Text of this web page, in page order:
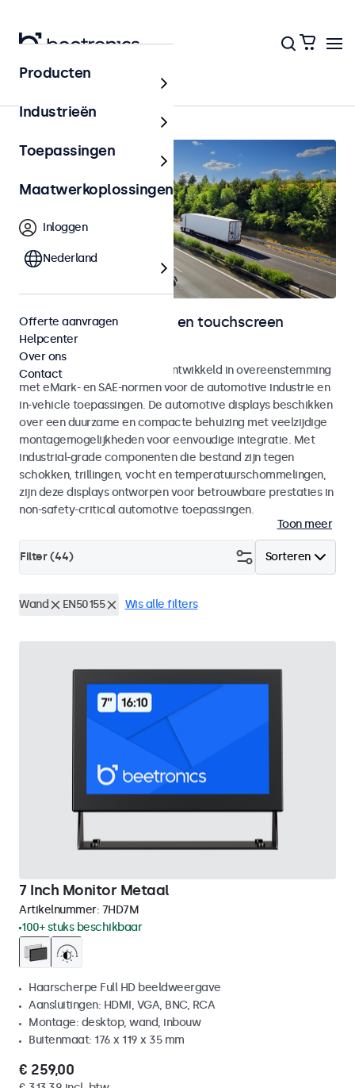
Home
Automotive monitoren en touchscreen
displays
Monitoren en touchscreens ontwikkeld in overeenstemming
met eMark- en SAE-normen voor de automotive industrie en
in-vehicle toepassingen. De automotive displays beschikken
over een duurzame en compacte behuizing met veelzijdige
montagemogelijkheden voor eenvoudige integratie. Met
industrial-grade componenten die bestand zijn tegen
schokken, trillingen, vocht en temperatuurschommelingen,
zijn deze displays ontworpen voor betrouwbare prestaties in
non-safety-critical automotive toepassingen.
Toon meer
Sorteren
Filter (44)
Wand EN50155 Wis alle filters
7 Inch Monitor Metaal
Artikelnummer: 7HD7M
100+ stuks beschikbaar
Haarscherpe Full HD beeldweergave
Aansluitingen: HDMI, VGA, BNC, RCA
Montage: desktop, wand, inbouw
Buitenmaat: 176 x 119 x 35 mm
€ 259,00
Producten
Industrieën
Toepassingen
Maatwerkoplossingen
Inloggen
Nederland
Offerte aanvragen
Helpcenter
Over ons
Contact